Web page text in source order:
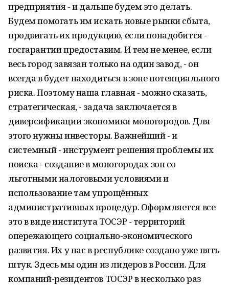
предприятия - и дальше будем это делать.
Будем помогать им искать новые рынки сбыта,
продвигать их продукцию, если понадобится -
госгарантии предоставим. И тем не менее, если
весь город завязан только на один завод, - он
всегда в будет находиться в зоне потенциального
риска. Поэтому наша главная - можно сказать,
стратегическая, - задача заключается в
диверсификации экономики моногородов. Для
этого нужны инвесторы. Важнейший - и
системный - инструмент решения проблемы их
поиска - создание в моногородах зон со
льготными налоговыми условиями и
использование там упрощённых
административных процедур. Оформляется все
это в виде института ТОСЭР - территорий
опережающего социально-экономического
развития. Их у нас в республике создано уже пять
штук. Здесь мы один из лидеров в России. Для
компаний-резидентов ТОСЭР в несколько раз